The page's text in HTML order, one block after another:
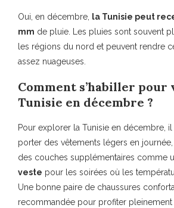
Oui, en décembre, la Tunisie peut
mm de pluie. Les pluies sont souvent
les régions du nord et peuvent rendre
assez nuageuses.
Comment s’habiller
Tunisie en décembre ?
Pour explorer la Tunisie en décembre,
porter des vêtements légers en
des couches supplémentaires comme
veste pour les soirées où les
Une bonne paire de chaussures
recommandée pour profiter pleinement